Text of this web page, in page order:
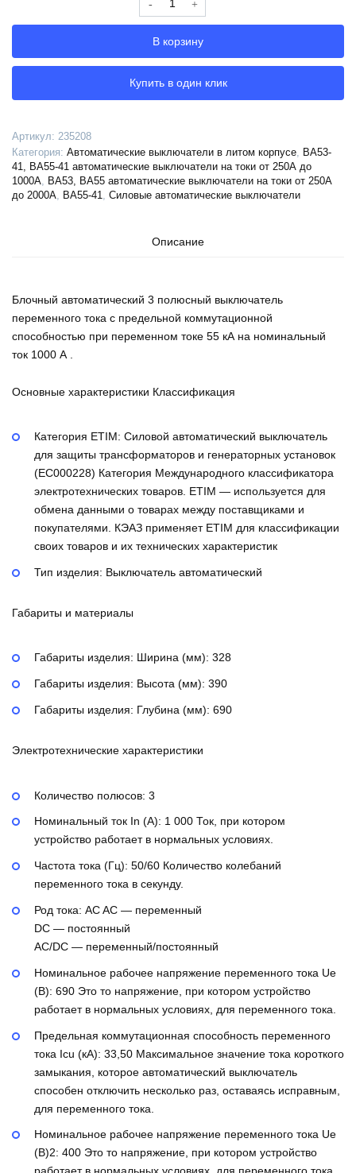
Выключатель
ВА55-
41-
335150-
1000А-690AC-
235208
В корзину
Купить в один клик
Артикул: 235208
Категория: Автоматические выключатели в литом корпусе
ВА53-
41, ВА55-41 автоматические выключатели на токи от 250А до
1000А
ВА53, ВА55 автоматические выключатели на токи от 250А
до 2000А
ВА55-41 Силовые автоматические выключатели
Описание
Блочный автоматический 3 полюсный выключатель
переменного тока с предельной коммутационной
способностью при переменном токе 55 кА на номинальный
ток 1000 А .
Основные характеристики Классификация
Категория ETIM: Силовой автоматический выключатель
для защиты трансформаторов и генераторных установок
(EC000228) Категория Международного классификатора
электротехнических товаров. ETIM — используется для
обмена данными о товарах между поставщиками и
покупателями. КЭАЗ применяет ETIM для классификации
своих товаров и их технических характеристик
Тип изделия: Выключатель автоматический
Габариты и материалы
Габариты изделия: Ширина (мм): 328
Габариты изделия: Высота (мм): 390
Габариты изделия: Глубина (мм): 690
Электротехнические характеристики
Количество полюсов: 3
Номинальный ток In (А): 1 000 Ток, при котором
устройство работает в нормальных условиях.
Частота тока (Гц): 50/60 Количество колебаний
переменного тока в секунду.
Род тока: ACAC — переменный
DC — постоянный
AC/DC — переменный/постоянный
Номинальное рабочее напряжение переменного тока Ue
(В): 690 Это то напряжение, при котором устройство
работает в нормальных условиях, для переменного тока.
Предельная коммутационная способность переменного
тока Icu (кА): 33,50 Максимальное значение тока короткого
замыкания, которое автоматический выключатель
способен отключить несколько раз, оставаясь исправным,
для переменного тока.
Номинальное рабочее напряжение переменного тока Ue
(В)2: 400 Это то напряжение, при котором устройство